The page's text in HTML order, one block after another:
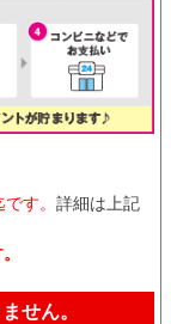
す。 詳細は上記
せん。